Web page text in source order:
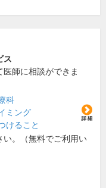
ス
師に相談ができま
科
ミング
けること
い。（無料でご利用い